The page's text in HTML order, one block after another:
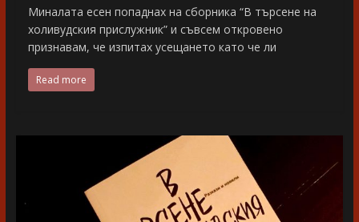
Миналата есен попаднах на сборника “В търсене на
холивудския прислужник” и съвсем откровено
признавам, че изпитах усещането като че ли
Read more